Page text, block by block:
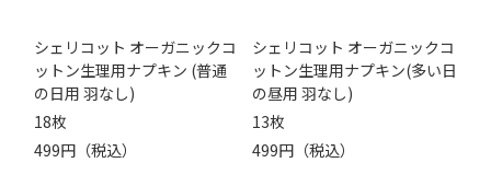
シェリコット オーガニックコ
ットン生理用ナプキン (普通
の日用 羽なし)
18枚
499円（税込）
シェリコット オーガニックコ
ットン生理用ナプキン(多い日
の昼用 羽なし)
13枚
499円（税込）